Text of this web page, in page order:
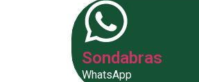
Sondabras
WhatsApp